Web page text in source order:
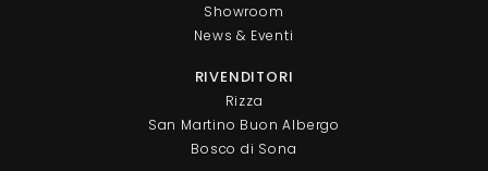
Showroom
News & Eventi
RIVENDITORI
Rizza
San Martino Buon Albergo
Bosco di Sona